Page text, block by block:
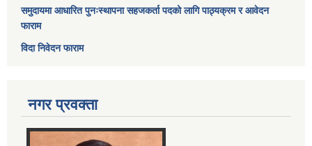
समुदायमा आधारित पुनःस्थापना सहजकर्ता पदको लागि पाठ्यक्रम र आवेदन
फाराम
विदा निवेदन फाराम
नगर प्रवक्ता